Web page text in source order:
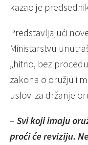
kazao je
Predstavljajući
Ministarstvu
„hitno, bez
zakona o oružju i
uslovi za držanje
– Svi koji imaju
proći će reviziju.